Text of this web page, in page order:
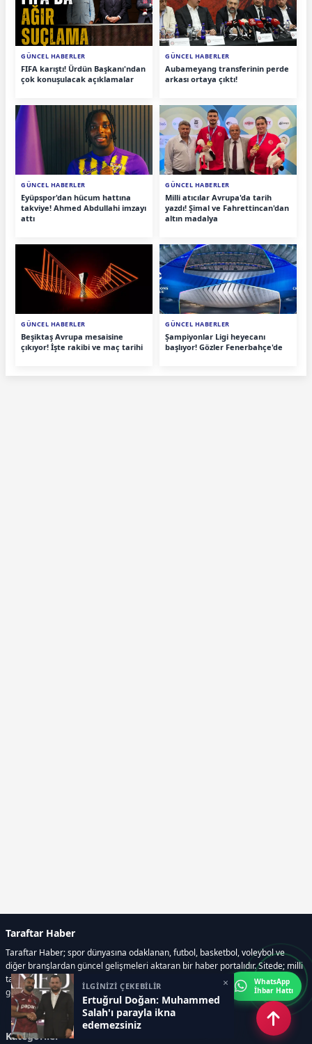
GÜNCEL HABERLER
FIFA karıştı! Ürdün Başkanı'ndan
çok konuşulacak açıklamalar
GÜNCEL HABERLER
Aubameyang transferinin perde
arkası ortaya çıktı!
GÜNCEL HABERLER
Eyüpspor'dan hücum hattına
takviye! Ahmed Abdullahi imzayı
attı
GÜNCEL HABERLER
Milli atıcılar Avrupa'da tarih
yazdı! Şimal ve Fahrettincan'dan
altın madalya
GÜNCEL HABERLER
Beşiktaş Avrupa mesaisine
çıkıyor! İşte rakibi ve maç tarihi
GÜNCEL HABERLER
Şampiyonlar Ligi heyecanı
başlıyor! Gözler Fenerbahçe'de
İLGİNİZİ ÇEKEBİLİR
Ertuğrul Doğan: Muhammed
Salah'ı parayla ikna
edemezsiniz
×
Taraftar Haber
Taraftar Haber; spor dünyasına odaklanan, futbol, basketbol, voleybol ve
diğer branşlardan güncel gelişmeleri aktaran bir haber portalıdır. Sitede; milli
takım maçları, Dünya Kupası haberleri, EuroLeague karşılaşmaları, transfer
gelişmeleri, sporcuların biyografileri, anketler yer almaktadır.
Kategoriler
WhatsApp
İhbar Hattı